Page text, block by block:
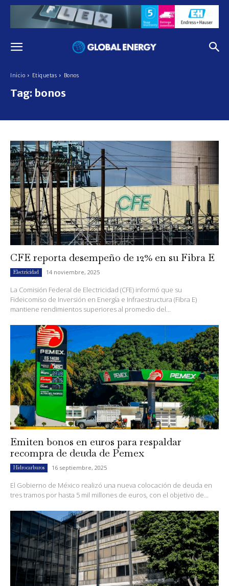
Inicio Etiquetas Bonos
Tag: bonos
CFE reporta desempeño de 12% en su Fibra E
Electricidad 14 noviembre, 2025
La Comisión Federal de Electricidad (CFE) informó que su
Fideicomiso de Inversión en Energía e Infraestructura (Fibra E)
mantiene rendimientos superiores al promedio del...
Emiten bonos en euros para respaldar
recompra de deuda de Pemex
Hidrocarburos 16 septiembre, 2025
El Gobierno de México realizó una nueva colocación de deuda en
tres tramos por hasta 5 mil millones de euros, con el objetivo de...